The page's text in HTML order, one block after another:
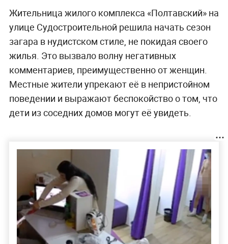
Жительница жилого комплекса «Полтавский» на
улице Судостроительной решила начать сезон
загара в нудистском стиле, не покидая своего
жилья. Это вызвало волну негативных
комментариев, преимущественно от женщин.
Местные жители упрекают её в непристойном
поведении и выражают беспокойство о том, что
дети из соседних домов могут её увидеть.